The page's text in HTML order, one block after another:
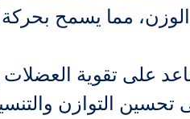
الوزن، مما يسمح
على تقوية
تحسين التوازن